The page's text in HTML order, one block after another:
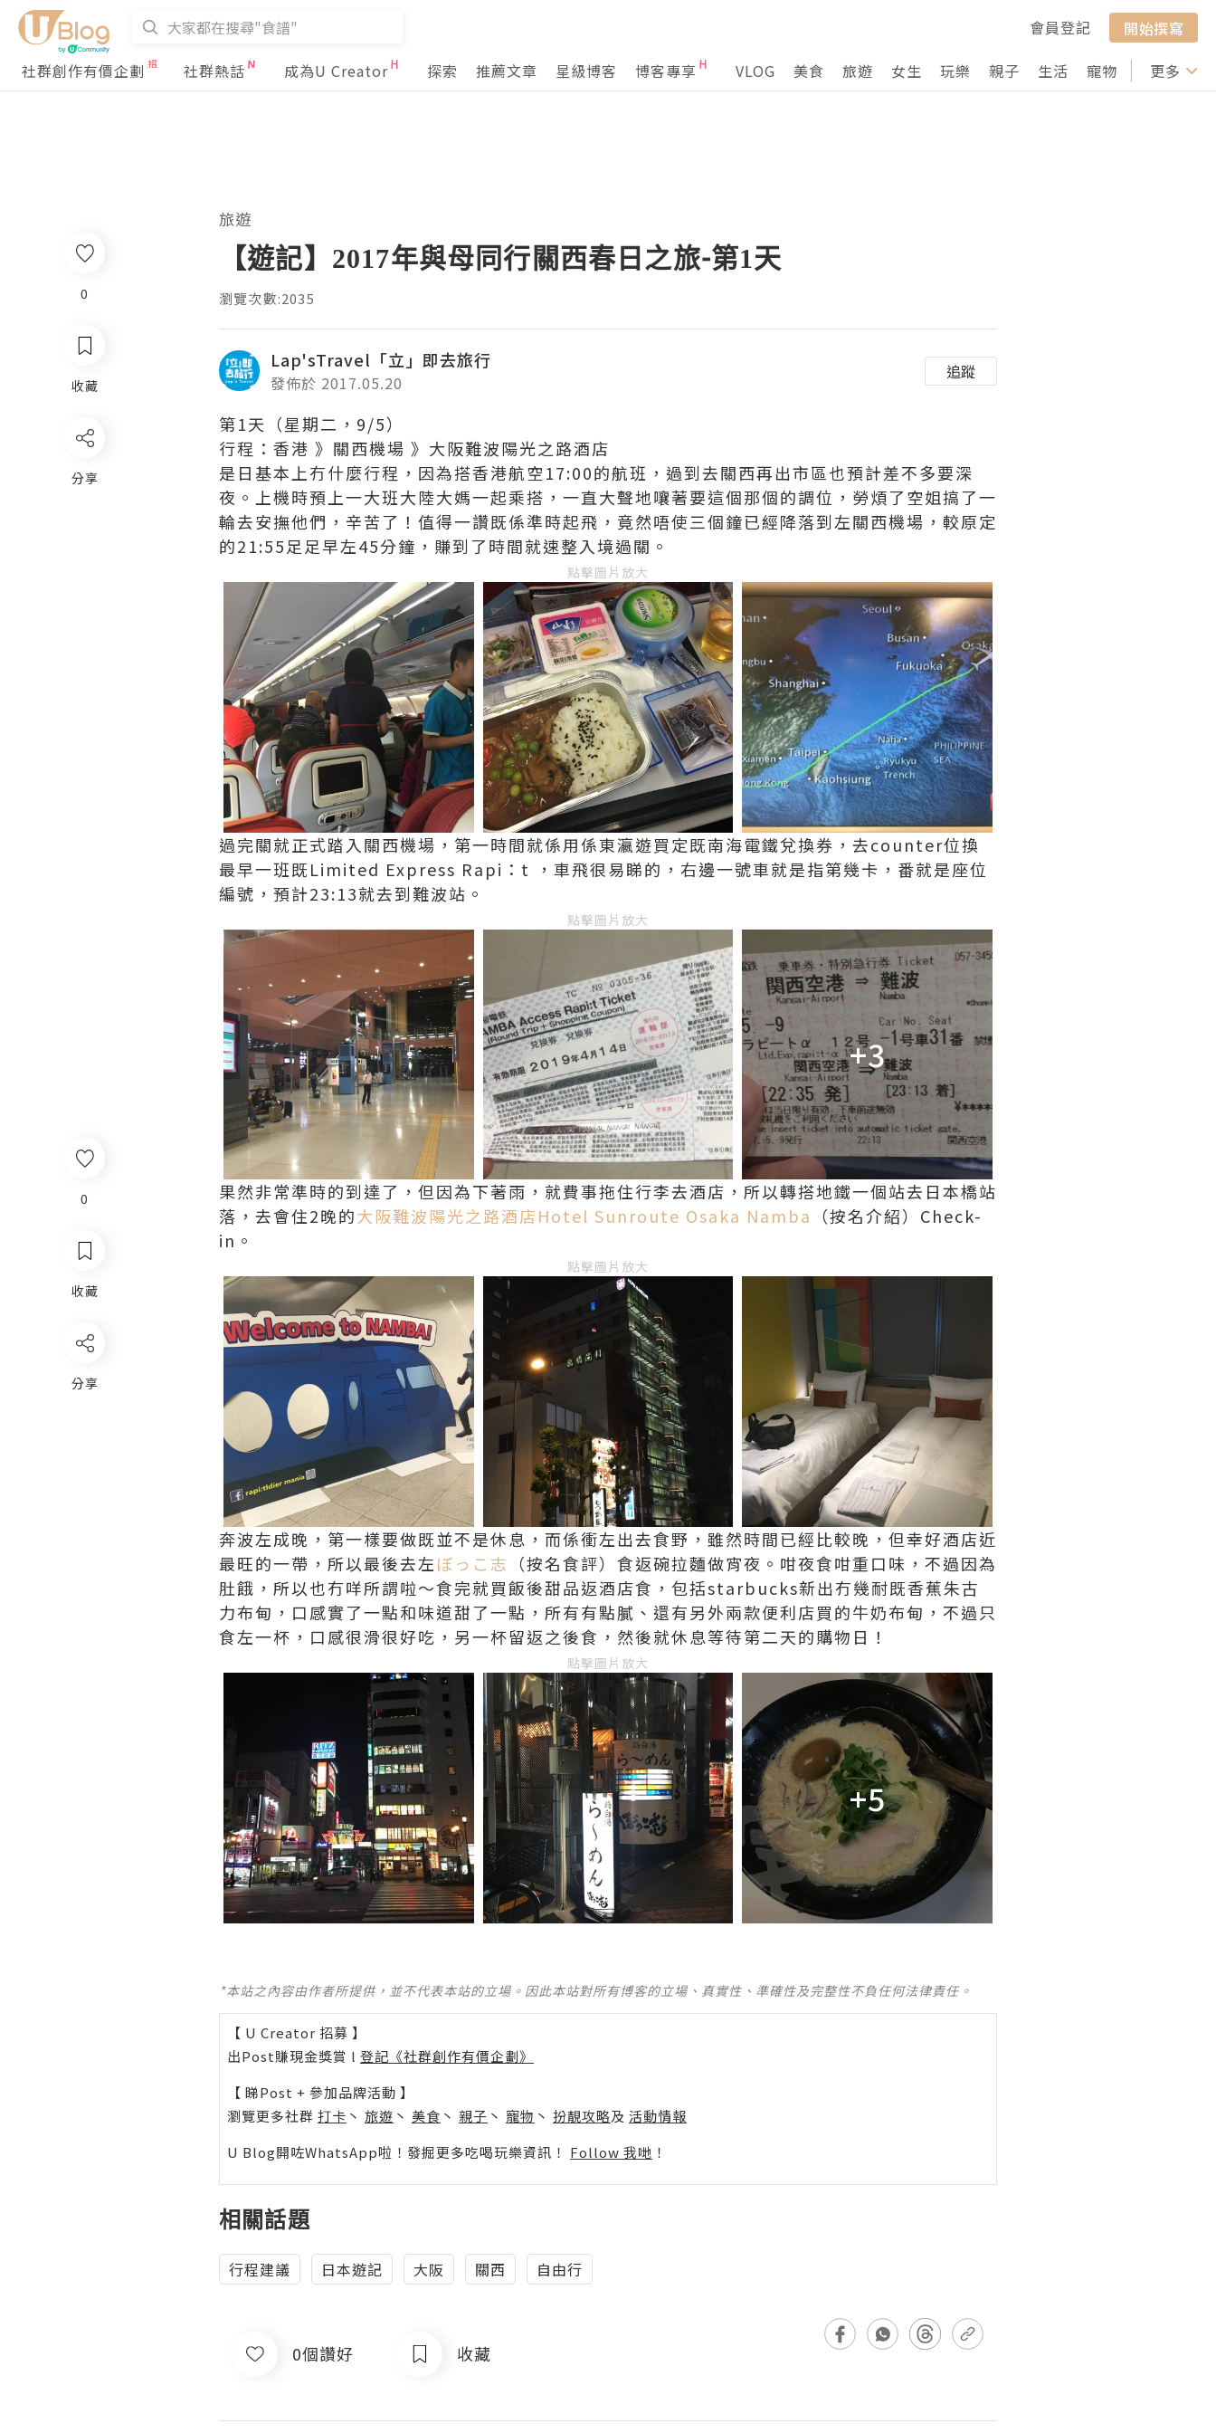
會員登記
開始撰寫
社群創作有價企劃
社群熱話 成為U Creator 探索 推薦文章 星級博客 博客專享 VLOG 美食 旅遊 女生 玩樂 親子 生活 寵物 行山 打卡
更多
0
收藏
分享
旅遊
【遊記】2017年與母同行關西春日之旅-第1天
瀏覽次數:2035
Lap'sTravel「立」即去旅行
發佈於 2017.05.20
追蹤
第1天（星期二，9/5）
行程：香港 》關西機場 》大阪難波陽光之路酒店
是日基本上冇什麼行程，因為搭香港航空17:00的航班，過到去關西再出市區也預計差不多要深
夜。上機時預上一大班大陸大媽一起乘搭，一直大聲地嚷著要這個那個的調位，勞煩了空姐搞了一
輪去安撫他們，辛苦了！值得一讚既係準時起飛，竟然唔使三個鐘已經降落到左關西機場，較原定
的21:55足足早左45分鐘，賺到了時間就速整入境過關。
點擊圖片放大
過完關就正式踏入關西機場，第一時間就係用係東瀛遊買定既南海電鐵兌換券，去counter位換
最早一班既Limited Express Rapi：t ，車飛很易睇的，右邊一號車就是指第幾卡，番就是座位
編號，預計23:13就去到難波站。
點擊圖片放大
+3
果然非常準時的到達了，但因為下著雨，就費事拖住行李去酒店，所以轉搭地鐵一個站去日本橋站
落，去會住2晚的大阪難波陽光之路酒店Hotel Sunroute Osaka Namba （按名介紹）Check-
in。
點擊圖片放大
奔波左成晚，第一樣要做既並不是休息，而係衝左出去食野，雖然時間已經比較晚，但幸好酒店近
最旺的一帶，所以最後去左ぼっこ志 （按名食評）食返碗拉麵做宵夜。咁夜食咁重口味，不過因為
肚餓，所以也冇咩所謂啦～食完就買飯後甜品返酒店食，包括starbucks新出冇幾耐既香蕉朱古
力布甸，口感實了一點和味道甜了一點，所有有點膩、還有另外兩款便利店買的牛奶布甸，不過只
食左一杯，口感很滑很好吃，另一杯留返之後食，然後就休息等待第二天的購物日！
點擊圖片放大
+5
*本站之內容由作者所提供，並不代表本站的立場。因此本站對所有博客的立場、真實性、準確性及完整性不負任何法律責任。
【 U Creator 招募 】
出Post賺現金獎賞 l 登記《社群創作有價企劃》
【 睇Post + 參加品牌活動 】
瀏覽更多社群 打卡 丶 旅遊 丶 美食 丶 親子 丶 寵物 丶 扮靚攻略及 活動情報
U Blog開咗WhatsApp啦！發掘更多吃喝玩樂資訊！ Follow 我哋 ！
相關話題
行程建議 日本遊記 大阪 關西 自由行
0個讚好 收藏
0
收藏
分享